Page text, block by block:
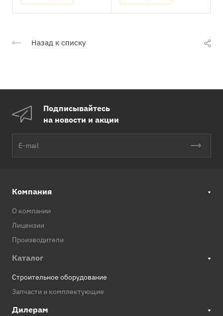
Назад к списку
Подписывайтесь
на новости и акции
Компания
О компании
Лицензии
Производители
Каталог
Строительное оборудование
Запчасти и комплектующие
Дилерам